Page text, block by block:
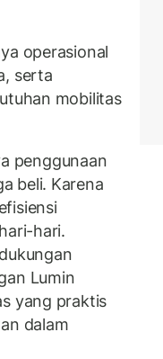
operasional
serta
mobilitas
penggunaan
beli. Karena
hari.
Lumin
yang praktis
dalam